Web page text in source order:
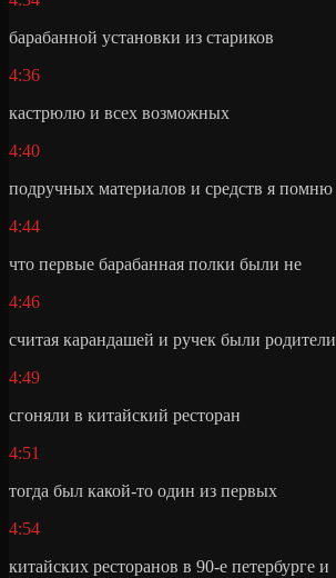
барабанной установки из стариков
4:36
кастрюлю и всех возможных
4:40
подручных материалов и средств я помню
4:44
что первые барабанная полки были не
4:46
считая карандашей и ручек были родители
4:49
сгоняли в китайский ресторан
4:51
тогда был какой-то один из первых
4:54
китайских ресторанов в 90-е петербурге и